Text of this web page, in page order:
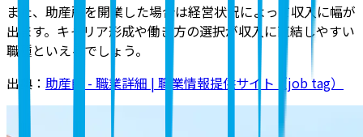
また、助産所を開業した場合は経営状況によって収入に幅が
出ます。キャリア形成や働き方の選択が収入に直結しやすい
職種といえるでしょう。
出典： 助産師 - 職業詳細 | 職業情報提供サイト（job tag）